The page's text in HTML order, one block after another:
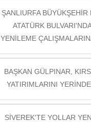
ŞANLIURFA BÜYÜKŞEHİR
ATATÜRK
YENİLEME
BAŞKAN GÜLPINAR,
YATIRIMLARINI
SİVEREK'TE YOLLAR